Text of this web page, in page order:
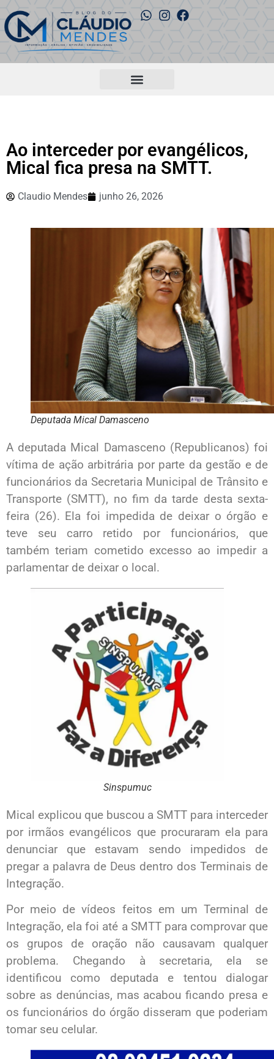
Ao interceder por evangélicos,
Mical fica presa na SMTT.
Claudio Mendes junho 26, 2026
Deputada Mical Damasceno
A deputada Mical Damasceno (Republicanos) foi
vítima de ação arbitrária por parte da gestão e de
funcionários da Secretaria Municipal de Trânsito e
Transporte (SMTT), no fim da tarde desta sexta-
feira (26). Ela foi impedida de deixar o órgão e
teve seu carro retido por funcionários, que
também teriam cometido excesso ao impedir a
parlamentar de deixar o local.
Sinspumuc
Mical explicou que buscou a SMTT para interceder
por irmãos evangélicos que procuraram ela para
denunciar que estavam sendo impedidos de
pregar a palavra de Deus dentro dos Terminais de
Integração.
Por meio de vídeos feitos em um Terminal de
Integração, ela foi até a SMTT para comprovar que
os grupos de oração não causavam qualquer
problema. Chegando à secretaria, ela se
identificou como deputada e tentou dialogar
sobre as denúncias, mas acabou ficando presa e
os funcionários do órgão disseram que poderiam
tomar seu celular.